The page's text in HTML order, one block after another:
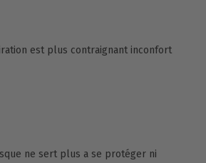
est plus contraignant inconfort
ne sert plus a se protéger ni